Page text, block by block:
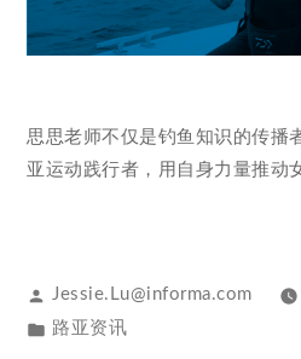
思思老师不仅是钓鱼知识的传播
亚运动践行者，用自身力量推动
Jessie.Lu@informa.com
路亚资讯